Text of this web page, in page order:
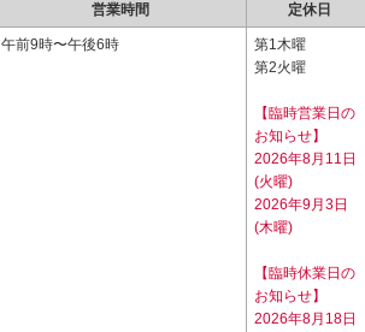
営業時間 定休日
午前9時〜午後6時
第1木曜
第2火曜
【臨時営業日の
お知らせ】
2026年8月11日
(火曜)
2026年9月3日
(木曜)
【臨時休業日の
お知らせ】
2026年8月18日